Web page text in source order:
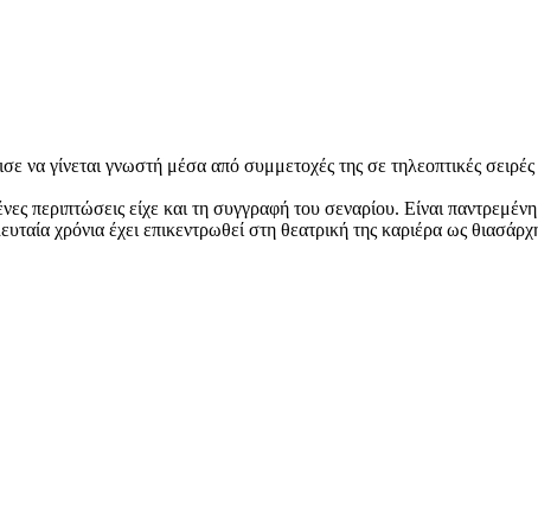
γίνεται γνωστή μέσα από συμμετοχές της σε τηλεοπτικές
περιπτώσεις είχε και τη συγγραφή του σεναρίου. Είναι
χρόνια έχει επικεντρωθεί στη θεατρική της καριέρα ως